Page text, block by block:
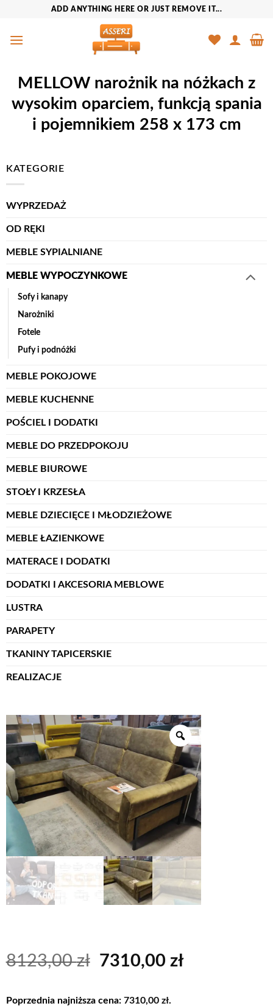
zawartości
ADD ANYTHING HERE OR JUST REMOVE IT...
MELLOW narożnik na nóżkach z
wysokim oparciem, funkcją spania
i pojemnikiem 258 x 173 cm
KATEGORIE
WYPRZEDAŻ
OD RĘKI
MEBLE SYPIALNIANE
MEBLE WYPOCZYNKOWE
Sofy i kanapy
Narożniki
Fotele
Pufy i podnóżki
MEBLE POKOJOWE
MEBLE KUCHENNE
POŚCIEL I DODATKI
MEBLE DO PRZEDPOKOJU
MEBLE BIUROWE
STOŁY I KRZESŁA
MEBLE DZIECIĘCE I MŁODZIEŻOWE
MEBLE ŁAZIENKOWE
MATERACE I DODATKI
DODATKI I AKCESORIA MEBLOWE
LUSTRA
PARAPETY
TKANINY TAPICERSKIE
REALIZACJE
8123,00zł Pierwotna
wynosiła:
7310,00złAktualna
Poprzednia najniższa cena: 7310,00 zł.